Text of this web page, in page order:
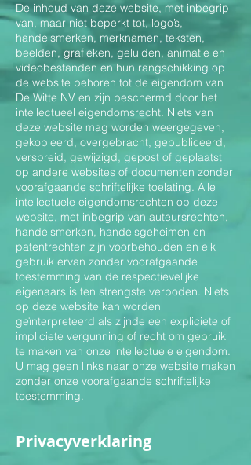
De inhoud van deze website, met inbegrip
van, maar niet beperkt tot, logo’s,
handelsmerken, merknamen, teksten,
beelden, grafieken, geluiden, animatie en
videobestanden en hun rangschikking op
de website behoren tot de eigendom van
De Witte NV en zijn beschermd door het
intellectueel eigendomsrecht. Niets van
deze website mag worden weergegeven,
gekopieerd, overgebracht, gepubliceerd,
verspreid, gewijzigd, gepost of geplaatst
op andere websites of documenten zonder
voorafgaande schriftelijke toelating. Alle
intellectuele eigendomsrechten op deze
website, met inbegrip van auteursrechten,
handelsmerken, handelsgeheimen en
patentrechten zijn voorbehouden en elk
gebruik ervan zonder voorafgaande
toestemming van de respectievelijke
eigenaars is ten strengste verboden. Niets
op deze website kan worden
geïnterpreteerd als zijnde een expliciete of
impliciete vergunning of recht om gebruik
te maken van onze intellectuele eigendom.
U mag geen links naar onze website maken
zonder onze voorafgaande schriftelijke
toestemming.
Privacyverklaring